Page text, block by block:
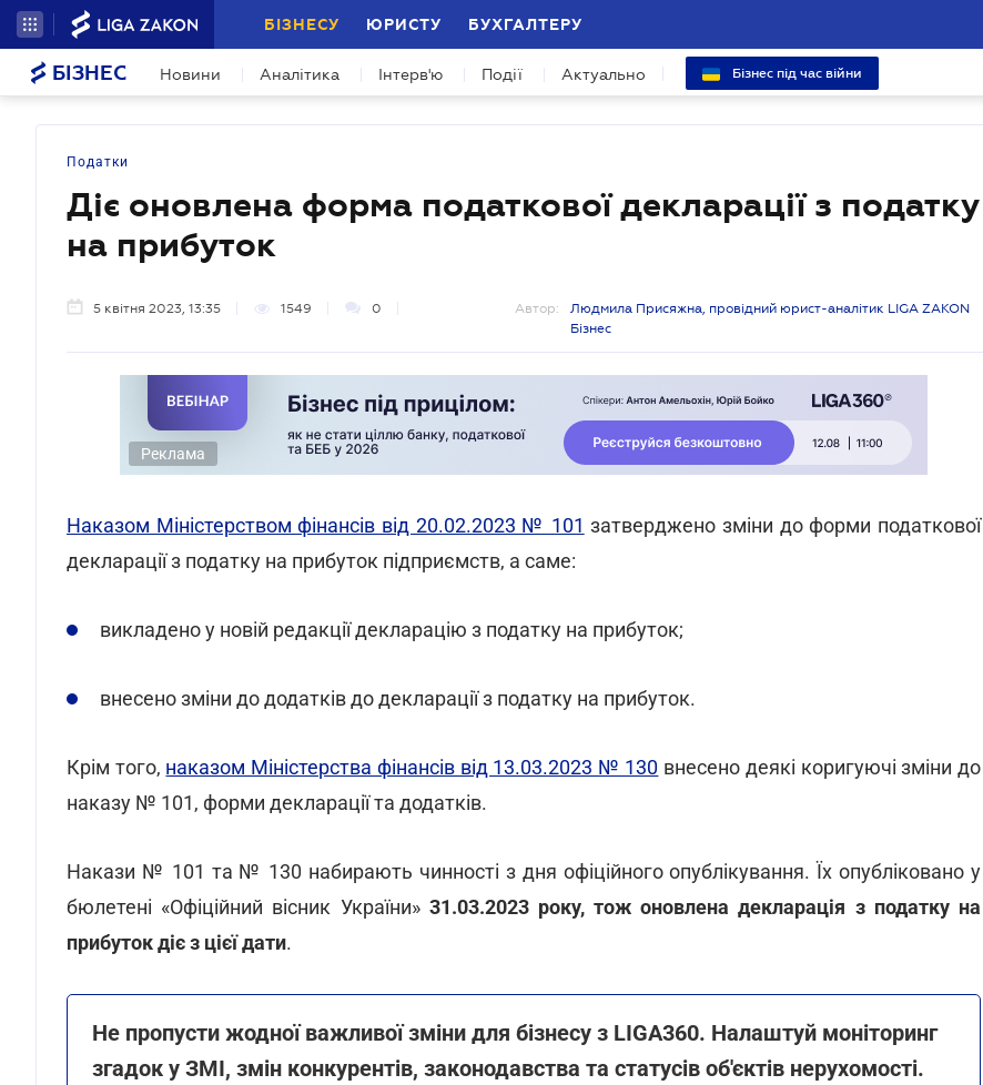
БІЗНЕСУ ЮРИСТУ БУХГАЛТЕРУ
БІЗНЕС Новини Аналітика Інтерв'ю Події Актуально Бізнес під час війни
Податки
Діє оновлена форма податкової декларації з податку
на прибуток
5 квітня 2023, 13:35 1549 0 Автор:
Людмила Присяжна, провідний юрист-аналітик LIGA ZAKON
Бізнес
Реклама
Наказом Міністерством фінансів від 20.02.2023 № 101 затверджено зміни до форми податкової
декларації з податку на прибуток підприємств, а саме:
викладено у новій редакції декларацію з податку на прибуток;
внесено зміни до додатків до декларації з податку на прибуток.
Крім того, наказом Міністерства фінансів від 13.03.2023 № 130 внесено деякі коригуючі зміни до
наказу № 101, форми декларації та додатків.
Накази № 101 та № 130 набирають чинності з дня офіційного опублікування. Їх опубліковано у
бюлетені «Офіційний вісник України»31.03.2023 року, тож оновлена декларація з податку на
прибуток діє з цієї дати.
Не пропусти жодної важливої зміни для бізнесу з LIGA360. Налаштуй моніторинг
згадок у ЗМІ, змін конкурентів, законодавства та статусів об'єктів нерухомості.